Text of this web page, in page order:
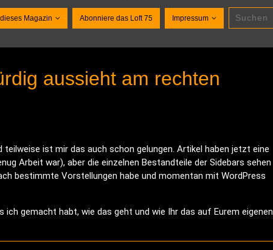
Magazin Abonniere das Loft 75 Impressum
aussieht am rechten
ist mir das auch schon gelungen. Artikel haben jetzt eine
Arbeit war), aber die einzelnen Bestandteile der Sidebars sehen
bestimmte Vorstellungen habe und momentan mit WordPress
ich gemacht habt, wie das geht und wie Ihr das auf Eurem eigenen